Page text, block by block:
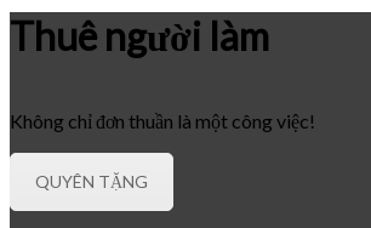
Thuê người làm
Không chỉ đơn thuần là một công việc!
QUYÊN TẶNG